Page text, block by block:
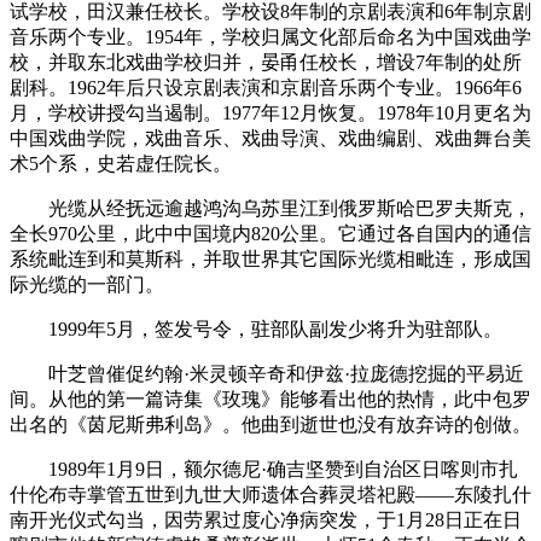
试学校，田汉兼任校长。学校设8年制的京剧表演和6年制京剧
音乐两个专业。1954年，学校归属文化部后命名为中国戏曲学
校，并取东北戏曲学校归并，晏甬任校长，增设7年制的处所
剧科。1962年后只设京剧表演和京剧音乐两个专业。1966年6
月，学校讲授勾当遏制。1977年12月恢复。1978年10月更名为
中国戏曲学院，戏曲音乐、戏曲导演、戏曲编剧、戏曲舞台美
术5个系，史若虚任院长。
光缆从经抚远逾越鸿沟乌苏里江到俄罗斯哈巴罗夫斯克，
全长970公里，此中中国境内820公里。它通过各自国内的通信
系统毗连到和莫斯科，并取世界其它国际光缆相毗连，形成国
际光缆的一部门。
1999年5月，签发号令，驻部队副发少将升为驻部队。
叶芝曾催促约翰·米灵顿辛奇和伊兹·拉庞德挖掘的平易近
间。从他的第一篇诗集《玫瑰》能够看出他的热情，此中包罗
出名的《茵尼斯弗利岛》。他曲到逝世也没有放弃诗的创做。
1989年1月9日，额尔德尼·确吉坚赞到自治区日喀则市扎
什伦布寺掌管五世到九世大师遗体合葬灵塔祀殿——东陵扎什
南开光仪式勾当，因劳累过度心净病突发，于1月28日正在日